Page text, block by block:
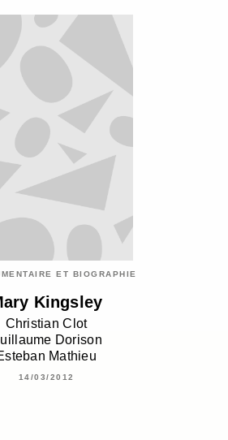
ET BIOGRAPHIE
Kingsley
Christian Clot
Dorison
Mathieu
14/03/2012